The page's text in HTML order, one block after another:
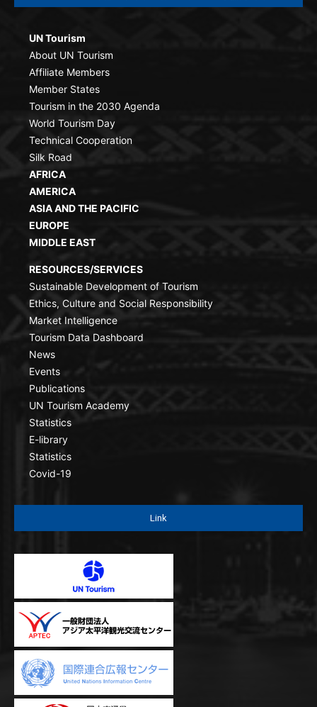
UN Tourism
About UN Tourism
Affiliate Members
Member States
Tourism in the 2030 Agenda
World Tourism Day
Technical Cooperation
Silk Road
AFRICA
AMERICA
ASIA AND THE PACIFIC
EUROPE
MIDDLE EAST
RESOURCES/SERVICES
Sustainable Development of Tourism
Ethics, Culture and Social Responsibility
Market Intelligence
Tourism Data Dashboard
News
Events
Publications
UN Tourism Academy
Statistics
E-library
Statistics
Covid-19
Link